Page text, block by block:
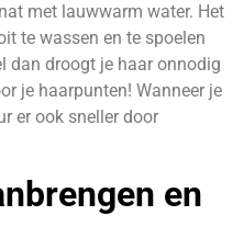
met lauwwarm water. Het
te wassen en te spoelen
dan droogt je haar onnodig
je haarpunten! Wanneer je
er ook sneller door
en